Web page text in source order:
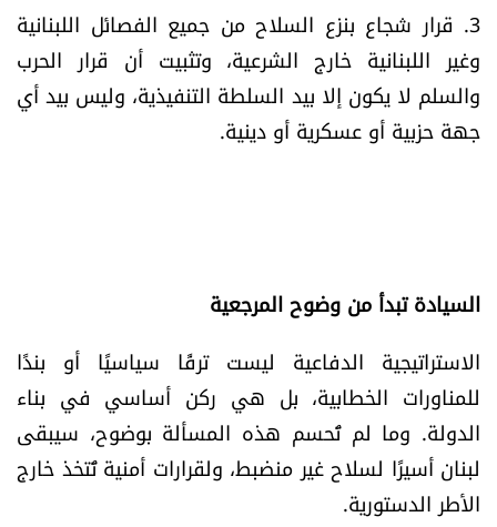
3. قرار شجاع بنزع السلاح من جميع الفصائل اللبنانية
وغير اللبنانية خارج الشرعية، وتثبيت أن قرار الحرب
والسلم لا يكون إلا بيد السلطة التنفيذية، وليس بيد أي
جهة حزبية أو عسكرية أو دينية.
السيادة تبدأ من وضوح المرجعية
الاستراتيجية الدفاعية ليست ترفًا سياسيًا أو بندًا
للمناورات الخطابية، بل هي ركن أساسي في بناء
الدولة. وما لم تُحسم هذه المسألة بوضوح، سيبقى
لبنان أسيرًا لسلاح غير منضبط، ولقرارات أمنية تُتخذ خارج
الأطر الدستورية.